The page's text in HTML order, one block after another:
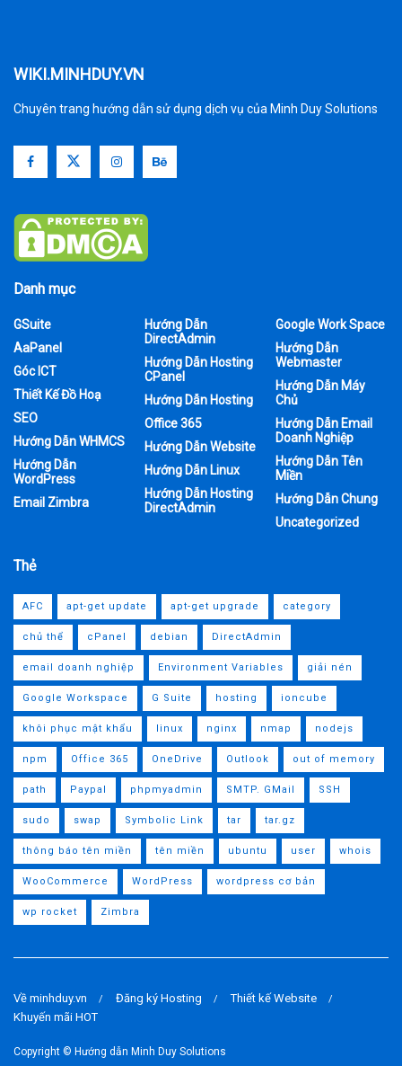
WIKI.MINHDUY.VN
Chuyên trang hướng dẫn sử dụng dịch vụ của Minh Duy Solutions
Danh mục
GSuite
AaPanel
Góc ICT
Thiết Kế Đồ Hoạ
SEO
Hướng Dẫn WHMCS
Hướng Dẫn
WordPress
Email Zimbra
Hướng Dẫn
DirectAdmin
Hướng Dẫn Hosting
CPanel
Hướng Dẫn Hosting
Office 365
Hướng Dẫn Website
Hướng Dẫn Linux
Hướng Dẫn Hosting
DirectAdmin
Google Work Space
Hướng Dẫn
Webmaster
Hướng Dẫn Máy
Chủ
Hướng Dẫn Email
Doanh Nghiệp
Hướng Dẫn Tên
Miền
Hướng Dẫn Chung
Uncategorized
Thẻ
AFC apt-get update apt-get upgrade category
chủ thể cPanel debian DirectAdmin
email doanh nghiệp Environment Variables giải nén
Google Workspace G Suite hosting ioncube
khôi phục mật khẩu linux nginx nmap nodejs
npm Office 365 OneDrive Outlook out of memory
path Paypal phpmyadmin SMTP. GMail SSH
sudo swap Symbolic Link tar tar.gz
thông báo tên miền tên miền ubuntu user whois
WooCommerce WordPress wordpress cơ bản
wp rocket Zimbra
Về minhduy.vn Đăng ký Hosting
Thiết kế Website
Khuyến mãi HOT
Copyright © Hướng dẫn Minh Duy Solutions